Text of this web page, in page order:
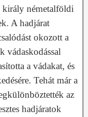
németalföldi
A hadjárat
okozott a
vádaskodással
a vádakat, és
Tehát már a
az
hadjáratok